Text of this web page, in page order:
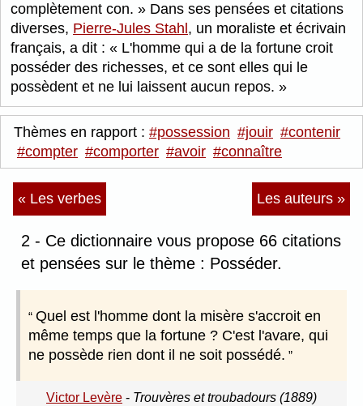
complètement con.
Dans ses pensées et citations
diverses, Pierre-Jules Stahl , un moraliste et écrivain
français, a dit :
L'homme qui a de la fortune croit
posséder des richesses, et ce sont elles qui le
possèdent et ne lui laissent aucun repos.
Thèmes en rapport : #possession #jouir #contenir
#compter #comporter #avoir #connaître
« Les verbes Les auteurs »
2 - Ce dictionnaire vous propose 66 citations
et pensées sur le thème : Posséder.
Quel est l'homme dont la misère s'accroit en
même temps que la fortune ? C'est l'avare, qui
ne possède rien dont il ne soit possédé.
Victor Levère - Trouvères et troubadours (1889)